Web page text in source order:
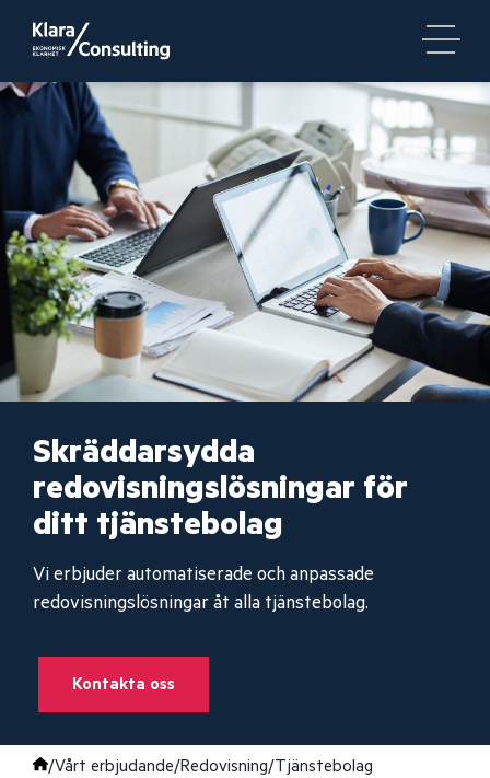
Skräddarsydda
redovisningslösningar för
ditt tjänstebolag
Vi erbjuder automatiserade och anpassade
redovisningslösningar åt alla tjänstebolag.
Kontakta oss
/Vårt erbjudande/Redovisning/Tjänstebolag